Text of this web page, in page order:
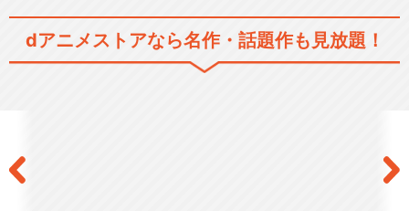
dアニメストアなら名作・話題作も見放題！